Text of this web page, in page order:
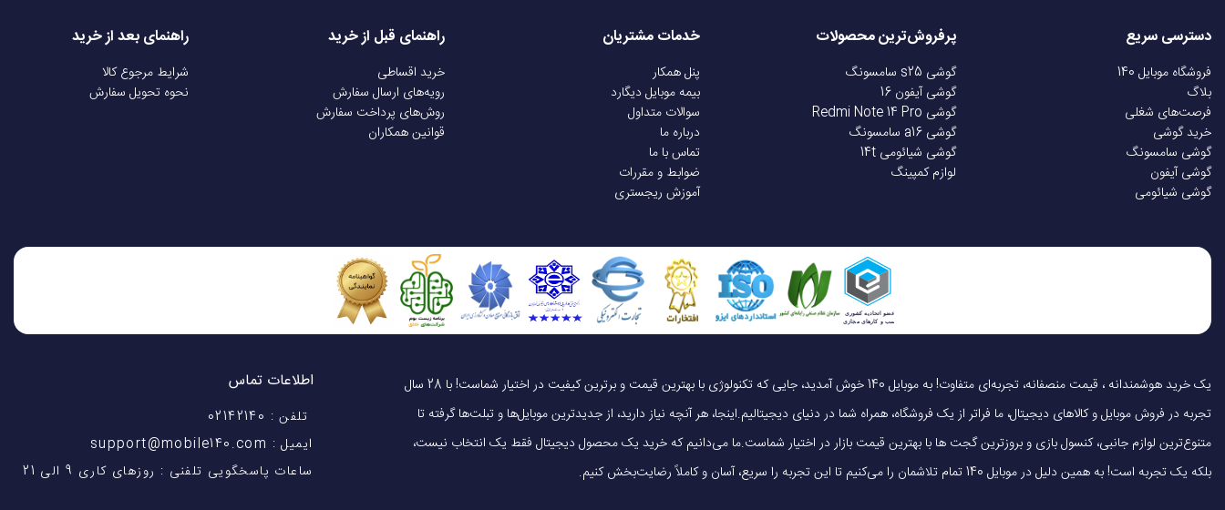
دسترسی سریع
فروشگاه موبایل 140
بلاگ
فرصت‌های شغلی
خرید گوشی
گوشی سامسونگ
گوشی آیفون
گوشی شیائومی
پرفروش‌ترین محصولات
گوشی s25 سامسونگ
گوشی آیفون 16
گوشی Redmi Note 14 Pro
گوشی a16 سامسونگ
گوشی شیائومی 14t
لوازم کمپینگ
خدمات مشتریان
پنل همکار
بیمه موبایل دیگارد
سوالات متداول
درباره ما
تماس با ما
ضوابط و مقررات
آموزش ریجستری
راهنمای قبل از خرید
خرید اقساطی
رویه‌های ارسال سفارش
روش‌های پرداخت سفارش
قوانین همکاران
راهنمای بعد از خرید
شرایط مرجوع کالا
نحوه تحویل سفارش
یک خرید هوشمندانه ، قیمت منصفانه، تجربه‌ای متفاوت! به موبایل 140 خوش آمدید، جایی که تکنولوژی با بهترین قیمت و برترین کیفیت در اختیار شماست! با 28 سال
تجربه در فروش موبایل و کالاهای دیجیتال، ما فراتر از یک فروشگاه، همراه شما در دنیای دیجیتالیم.اینجا، هر آنچه نیاز دارید، از جدیدترین موبایل‌ها و تبلت‌ها گرفته تا
متنوع‌ترین لوازم جانبی، کنسول بازی و بروزترین گجت ها با بهترین قیمت بازار در اختیار شماست.ما می‌دانیم که خرید یک محصول دیجیتال فقط یک انتخاب نیست،
بلکه یک تجربه است! به همین دلیل در موبایل 140 تمام تلاشمان را می‌کنیم تا این تجربه را سریع، آسان و کاملاً رضایت‌بخش کنیم.
اطلاعات تماس
تلفن : 02142140
ایمیل : support@mobile140.com
ساعات پاسخگویی تلفنی : روزهای کاری 9 الی 21